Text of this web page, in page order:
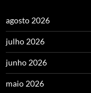
agosto 2026
julho 2026
junho 2026
maio 2026